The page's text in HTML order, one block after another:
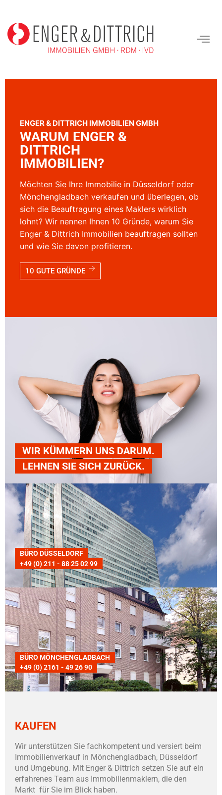
ENGER & DITTRICH IMMOBILIEN GMBH
WARUM ENGER &
DITTRICH
IMMOBILIEN?
Möchten Sie Ihre Immobilie in Düsseldorf oder
Mönchengladbach verkaufen und überlegen, ob
sich die Beauftragung eines Maklers wirklich
lohnt? Wir nennen Ihnen 10 Gründe, warum Sie
Enger & Dittrich Immobilien beauftragen sollten
und wie Sie davon profitieren.
10 GUTE GRÜNDE
WIR KÜMMERN UNS DARUM.
LEHNEN SIE SICH ZURÜCK.
BÜRO DÜSSELDORF
+49 (0) 211 - 88 25 02 99
BÜRO MÖNCHENGLADBACH
+49 (0) 2161 - 49 26 90
KAUFEN
Wir unterstützen Sie fachkompetent und versiert beim
Immobilienverkauf in Mönchengladbach, Düsseldorf
und Umgebung. Mit Enger & Dittrich setzen Sie auf ein
erfahrenes Team aus Immobilienmaklern, die den
Markt für Sie im Blick haben.